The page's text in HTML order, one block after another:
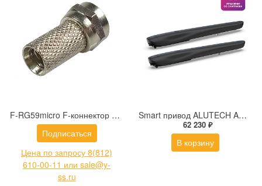
F-RG59micro F-коннектор под кабель 3,6мм
Подписаться
Цена по запросу 8(812)
610-00-11 или sale@y-
ss.ru
Smart привод ALUTECH Ambo AM‑5000KIT‑N‑Sm для распашных ворот c модулем Wi‑fi
62 230 ₽
В корзину